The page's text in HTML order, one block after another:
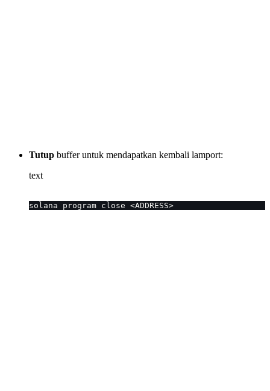
Tutup buffer untuk mendapatkan kembali lamport:
text
solana program close <ADDRESS>